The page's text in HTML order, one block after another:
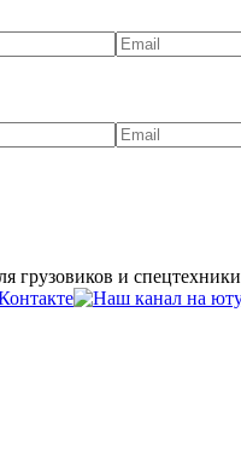
грузовиков и спецтехники